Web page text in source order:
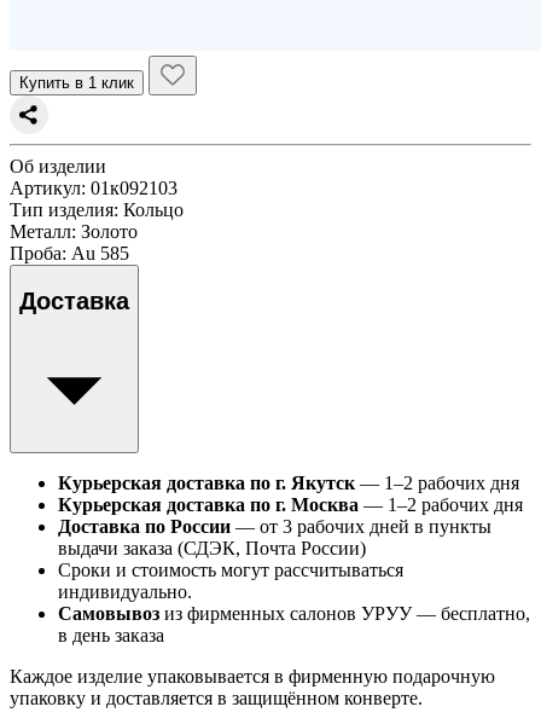
Купить в 1 клик
Об изделии
Артикул: 01к092103
Тип изделия: Кольцо
Металл: Золото
Проба: Au 585
Доставка
Курьерская доставка по г. Якутск — 1–2 рабочих дня
Курьерская доставка по г. Москва — 1–2 рабочих дня
Доставка по России — от 3 рабочих дней в пункты
выдачи заказа (СДЭК, Почта России)
Сроки и стоимость могут рассчитываться
индивидуально.
Самовывоз из фирменных салонов УРУУ — бесплатно,
в день заказа
Каждое изделие упаковывается в фирменную подарочную
упаковку и доставляется в защищённом конверте.